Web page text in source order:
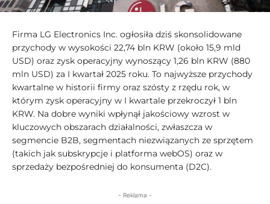
Firma LG Electronics Inc. ogłosiła dziś skonsolidowane
przychody w wysokości 22,74 bln KRW (około 15,9 mld
USD) oraz zysk operacyjny wynoszący 1,26 bln KRW (880
mln USD) za I kwartał 2025 roku. To najwyższe przychody
kwartalne w historii firmy oraz szósty z rzędu rok, w
którym zysk operacyjny w I kwartale przekroczył 1 bln
KRW. Na dobre wyniki wpłynął jakościowy wzrost w
kluczowych obszarach działalności, zwłaszcza w
segmencie B2B, segmentach niezwiązanych ze sprzętem
(takich jak subskrypcje i platforma webOS) oraz w
sprzedaży bezpośredniej do konsumenta (D2C).
- Reklama -